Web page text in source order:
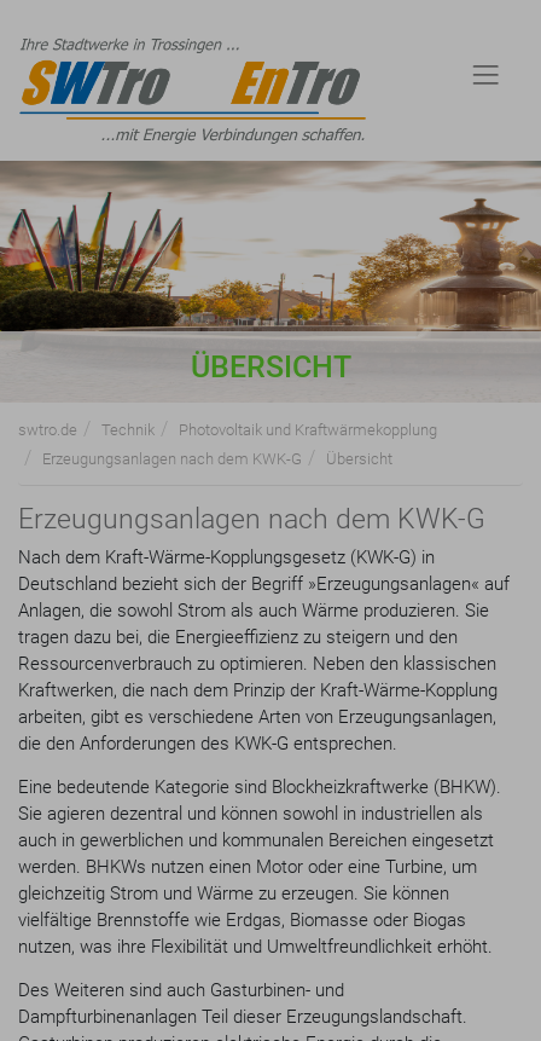
ÜBERSICHT
swtro.de Technik
Photovoltaik und Kraftwärmekopplung
Erzeugungsanlagen nach dem KWK-G
Übersicht
Erzeugungsanlagen nach dem KWK-G
Nach dem Kraft-Wärme-Kopplungsgesetz (KWK-G) in
Deutschland bezieht sich der Begriff »Erzeugungsanlagen« auf
Anlagen, die sowohl Strom als auch Wärme produzieren. Sie
tragen dazu bei, die Energieeffizienz zu steigern und den
Ressourcenverbrauch zu optimieren. Neben den klassischen
Kraftwerken, die nach dem Prinzip der Kraft-Wärme-Kopplung
arbeiten, gibt es verschiedene Arten von Erzeugungsanlagen,
die den Anforderungen des KWK-G entsprechen.
Eine bedeutende Kategorie sind Blockheizkraftwerke (BHKW).
Sie agieren dezentral und können sowohl in industriellen als
auch in gewerblichen und kommunalen Bereichen eingesetzt
werden. BHKWs nutzen einen Motor oder eine Turbine, um
gleichzeitig Strom und Wärme zu erzeugen. Sie können
vielfältige Brennstoffe wie Erdgas, Biomasse oder Biogas
nutzen, was ihre Flexibilität und Umweltfreundlichkeit erhöht.
Des Weiteren sind auch Gasturbinen- und
Dampfturbinenanlagen Teil dieser Erzeugungslandschaft.